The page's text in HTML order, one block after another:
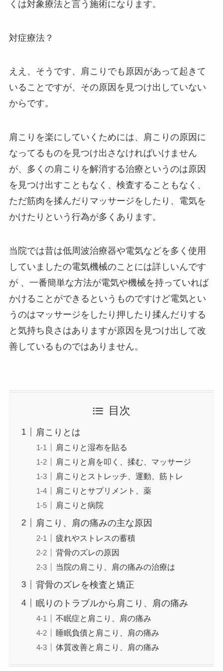
くは対象療法と言う施術になります。
対症療法？
ええ、そうです、肩こりでも原因があって起きて
いることですが、その原因を見つけ出していない
からです。
肩こりを楽にしていくためには、肩こりの原因に
なってるものを見つけ出さなければいけません
が、多くの肩こりを解消する治療というのは原因
を見つけ出すこともなく、検査することもなく、
ただ筋肉を揉んだりマッサージをしたり、電気を
かけたりという行為が多くあります。
当院では昔は低周波治療器や電気などを多く使用
していましたの電気機械のことには詳しいんです
が 、一番簡単な方法が電気や機械を持っていれば
かけることができるというものですけど電気とい
うのはマッサージをしたり押したり揉んだりする
と気持ち良さはありますが原因を見つけ出して改
善しているものではありません。
目次
肩こりとは
肩こりと湿布を貼る
肩こりと肩を叩く、揉む、マッサージ
肩こりとストレッチ、運動、筋トレ
肩こりとサプリメント、薬
肩こりと病院
肩こり、肩の痛みの主な原因
疲れやストレスの蓄積
背骨のズレの原因
当院の肩こり、肩の痛みの治療は
背骨のズレを検査と矯正
眠りのトラブルから肩こり、肩の痛み
不眠症と肩こり、肩の痛み
睡眠負債と肩こり、肩の痛み
体質改善と肩こり、肩の痛み